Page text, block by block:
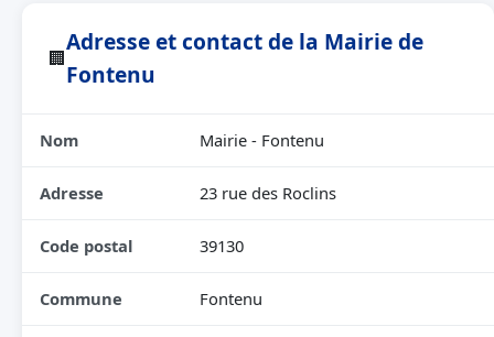
🏢
Adresse et contact de la Mairie de
Fontenu
Nom Mairie - Fontenu
Adresse 23 rue des Roclins
Code postal 39130
Commune Fontenu